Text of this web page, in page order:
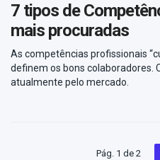
7 tipos de
mais procuradas
As competências profissionais
definem os bons colaboradores.
atualmente pelo mercado.
Pág. 1 de 2